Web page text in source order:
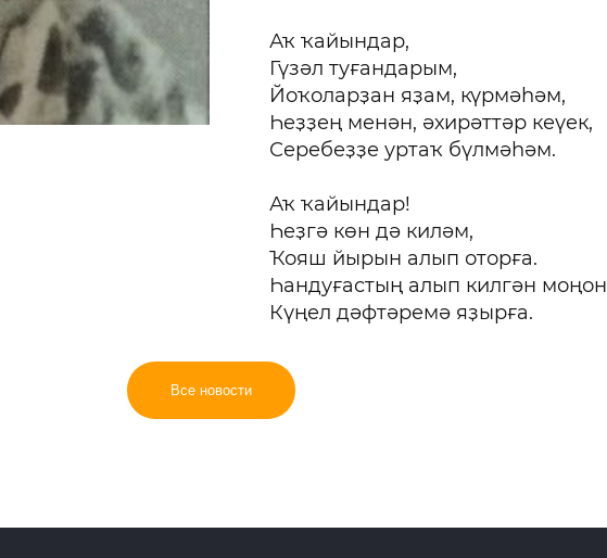
Аҡ ҡайындар,
Гүзәл туғандарым,
Йоҡоларҙан яҙам, күрмәһәм,
Һеҙҙең менән, әхирәттәр кеүек,
Серебеҙҙе уртаҡ бүлмәһәм.
Аҡ ҡайындар!
Һеҙгә көн дә киләм,
Ҡояш йырын алып оторға.
Һандуғастың алып килгән моңон
Күңел дәфтәремә яҙырға.
Все новости